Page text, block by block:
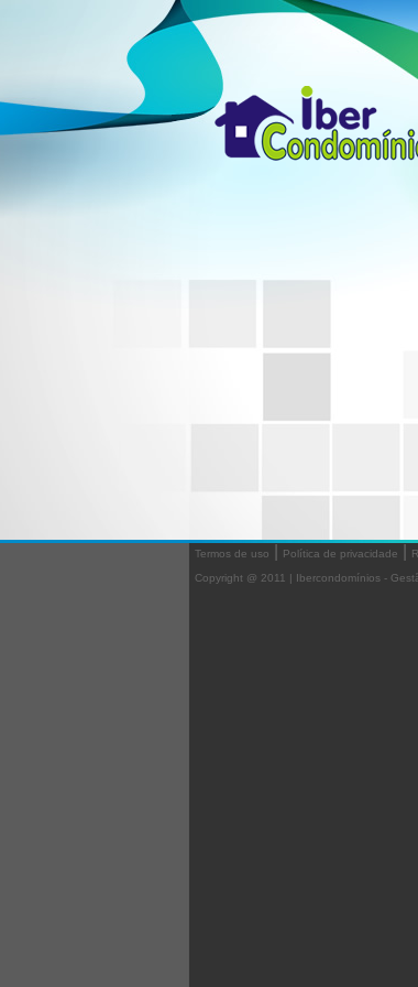
Termos de uso Política de privacidade
Copyright @ 2011 | Ibercondomínios -